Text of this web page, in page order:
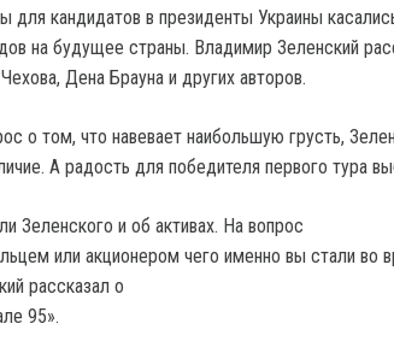
для кандидатов в президенты Украины
на будущее страны. Владимир Зеленский
Дена Брауна и других авторов.
о том, что навевает наибольшую грусть,
А радость для победителя первого тура
Зеленского и об активах. На вопрос
или акционером чего именно вы стали во
рассказал о
95».